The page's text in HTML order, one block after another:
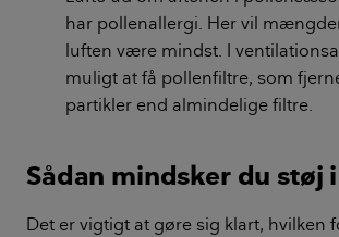
har pollenallergi. Her vil
luften være mindst. I
muligt at få pollenfiltre, som
partikler end almindelige filtre.
Sådan mindsker du støj
Det er vigtigt at gøre sig klart, hvilken